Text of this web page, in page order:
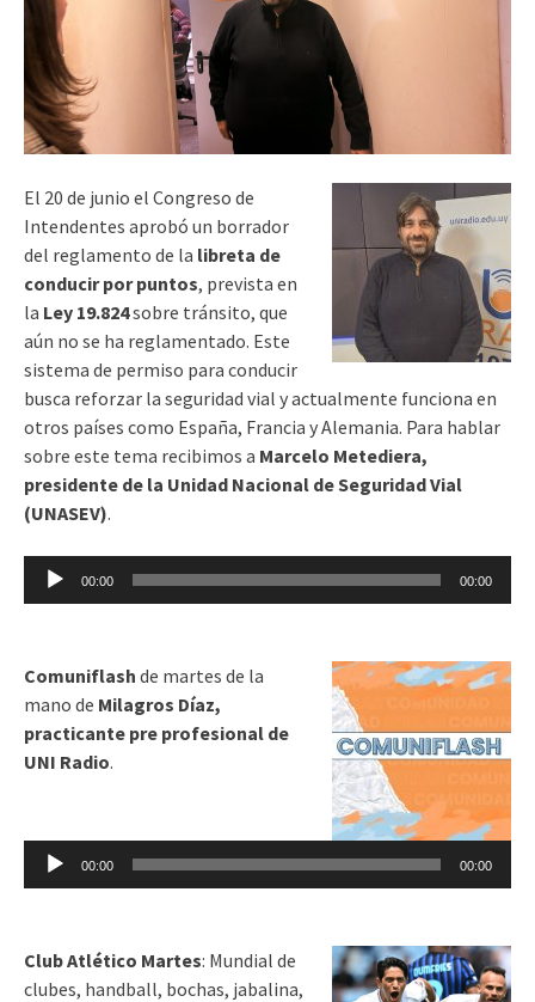
El 20 de junio el Congreso de
Intendentes aprobó un borrador
del reglamento de la libreta de
conducir por puntos, prevista en
la Ley 19.824sobre tránsito, que
aún no se ha reglamentado. Este
sistema de permiso para conducir
busca reforzar la seguridad vial y actualmente funciona en
otros países como España, Francia y Alemania. Para hablar
sobre este tema recibimos a Marcelo Metediera,
presidente de la Unidad Nacional de Seguridad Vial
(UNASEV).
Reproductor
00:00 00:00
Comuniflash de martes de la
mano de Milagros Díaz,
practicante pre profesional de
UNI Radio.
de
audio
00:00 00:00
Club Atlético Martes: Mundial de
clubes, handball, bochas, jabalina,